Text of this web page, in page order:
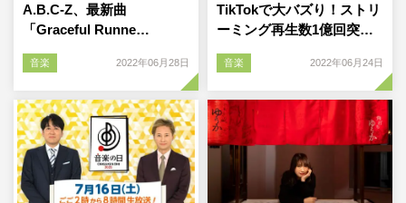
A.B.C-Z、最新曲
「Graceful Runne…
音楽 2022年06月28日
TikTokで大バズり！ストリ
ーミング再生数1億回突…
音楽 2022年06月24日